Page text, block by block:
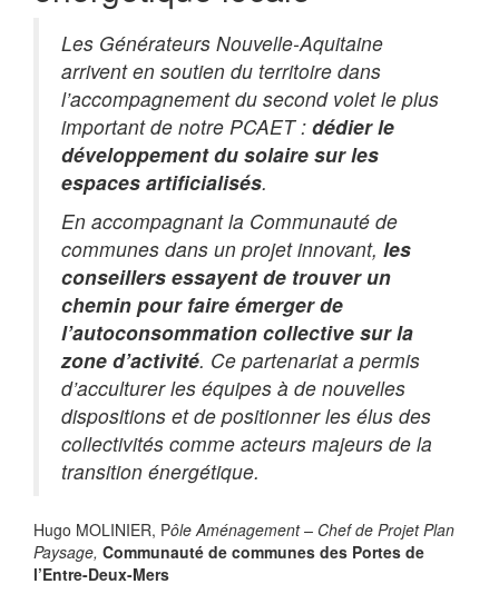
Les Générateurs Nouvelle-Aquitaine
arrivent en soutien du territoire dans
l’accompagnement du second volet le plus
important de notre PCAET : dédier le
développement du solaire sur les
espaces artificialisés.
En accompagnant la Communauté de
communes dans un projet innovant, les
conseillers essayent de trouver un
chemin pour faire émerger de
l’autoconsommation collective sur la
zone d’activité. Ce partenariat a permis
d’acculturer les équipes à de nouvelles
dispositions et de positionner les élus des
collectivités comme acteurs majeurs de la
transition énergétique.
Hugo MOLINIER, Pôle Aménagement – Chef de Projet Plan
Paysage, Communauté de communes des Portes de
l’Entre-Deux-Mers